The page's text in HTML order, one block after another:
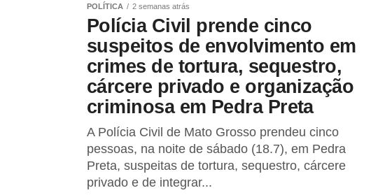
POLÍTICA 2 semanas atrás
Polícia Civil prende cinco
suspeitos de envolvimento em
crimes de tortura, sequestro,
cárcere privado e organização
criminosa em Pedra Preta
A Polícia Civil de Mato Grosso prendeu cinco
pessoas, na noite de sábado (18.7), em Pedra
Preta, suspeitas de tortura, sequestro, cárcere
privado e de integrar...